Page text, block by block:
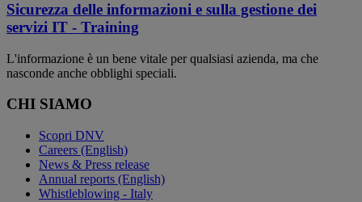
Sicurezza delle informazioni e sulla gestione dei
servizi IT - Training
L'informazione è un bene vitale per qualsiasi azienda, ma che
nasconde anche obblighi speciali.
CHI SIAMO
Scopri DNV
Careers (English)
News & Press release
Annual reports (English)
Whistleblowing - Italy